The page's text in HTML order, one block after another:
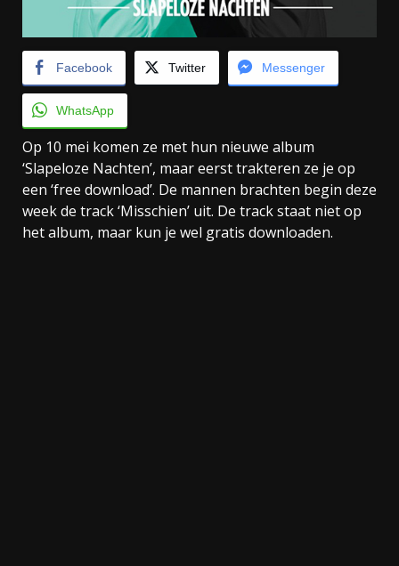
Facebook Twitter Messenger
WhatsApp
Op 10 mei komen ze met hun nieuwe album
‘Slapeloze Nachten’, maar eerst trakteren ze je op
een ‘free download’. De mannen brachten begin deze
week de track ‘Misschien’ uit. De track staat niet op
het album, maar kun je wel gratis downloaden.